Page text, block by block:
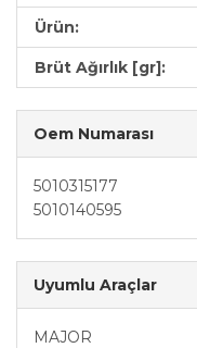
Ürün:
Brüt Ağırlık [gr]:
Oem Numarası
5010315177
5010140595
Uyumlu Araçlar
MAJOR